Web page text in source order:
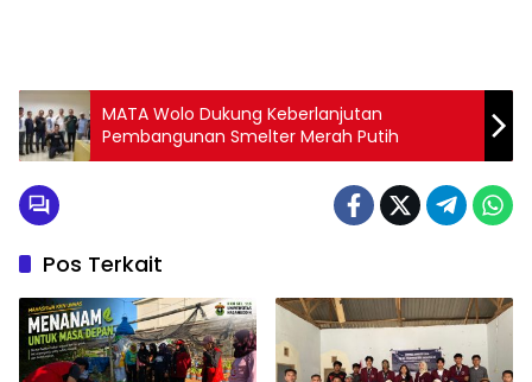
MATA Wolo Dukung Keberlanjutan
Pembangunan Smelter Merah Putih
Pos Terkait